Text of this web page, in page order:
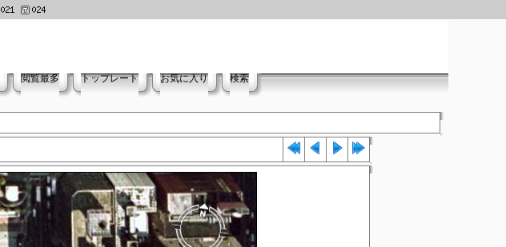
閲覧最多 トップレート お気に入り 検索